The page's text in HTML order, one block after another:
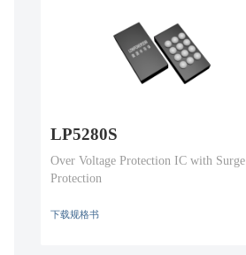
LP5280S
Over Voltage Protection IC with Surge
Protection
下载规格书